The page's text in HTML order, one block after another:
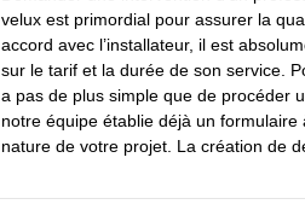
velux est primordial pour assurer la
accord avec l’installateur, il est
sur le tarif et la durée de son service.
a pas de plus simple que de procéder
notre équipe établie déjà un
nature de votre projet. La création de